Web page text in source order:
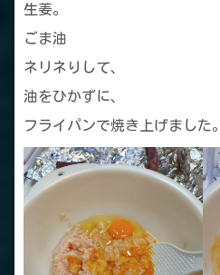
生姜。
ごま油
ネリネりして、
油をひかずに、
フライパンで焼き上げました。